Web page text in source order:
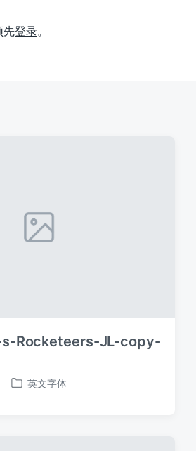
先登录。
s-Rocketeers-JL-copy-
发
英文字体